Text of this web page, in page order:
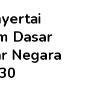
Dasar
Negara